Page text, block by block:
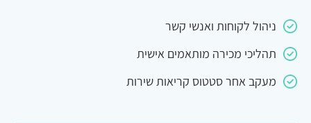
ניהול לקוחות ואנשי קשר
תהליכי מכירה מותאמים אישית
מעקב אחר סטטוס קריאות שירות